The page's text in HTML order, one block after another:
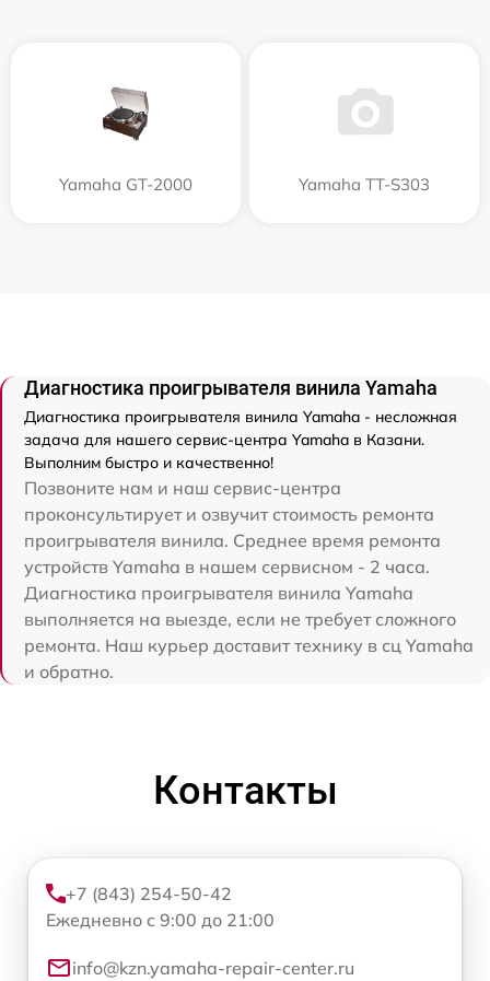
Yamaha GT-2000 Yamaha TT-S303
Диагностика проигрывателя винила Yamaha
Диагностика проигрывателя винила Yamaha - несложная
задача для нашего сервис-центра Yamaha в Казани.
Выполним быстро и качественно!
Позвоните нам и наш сервис-центра
проконсультирует и озвучит стоимость ремонта
проигрывателя винила. Среднее время ремонта
устройств Yamaha в нашем сервисном - 2 часа.
Диагностика проигрывателя винила Yamaha
выполняется на выезде, если не требует сложного
ремонта. Наш курьер доставит технику в сц Yamaha
и обратно.
Контакты
+7 (843) 254-50-42
Ежедневно с 9:00 до 21:00
info@kzn.yamaha-repair-center.ru